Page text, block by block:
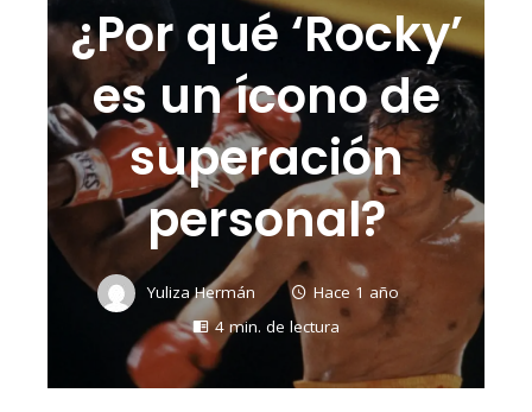
¿Por qué ‘Rocky’
es un ícono de
superación
personal?
Yuliza Hermán
Hace 1 año
4 min. de lectura